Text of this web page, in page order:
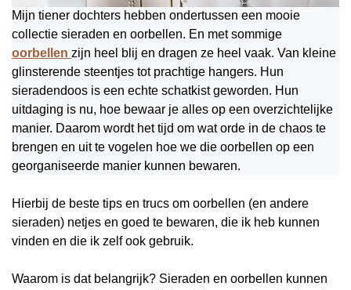
Mijn tiener dochters hebben ondertussen een mooie
collectie sieraden en oorbellen. En met sommige
oorbellen zijn heel blij en dragen ze heel vaak. Van kleine
glinsterende steentjes tot prachtige hangers. Hun
sieradendoos is een echte schatkist geworden. Hun
uitdaging is nu, hoe bewaar je alles op een overzichtelijke
manier. Daarom wordt het tijd om wat orde in de chaos te
brengen en uit te vogelen hoe we die oorbellen op een
georganiseerde manier kunnen bewaren.
Hierbij de beste tips en trucs om oorbellen (en andere
sieraden) netjes en goed te bewaren, die ik heb kunnen
vinden en die ik zelf ook gebruik.
Waarom is dat belangrijk? Sieraden en oorbellen kunnen